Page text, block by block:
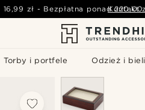
Torby i portfele Odzież i
16,99 zł - Bezpłatna ponad 220,00
Kontakt